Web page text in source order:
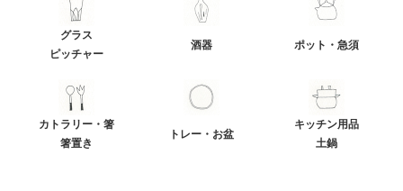
グラス
ピッチャー
酒器 ポット・急須
カトラリー・箸
箸置き
トレー・お盆
キッチン用品
土鍋